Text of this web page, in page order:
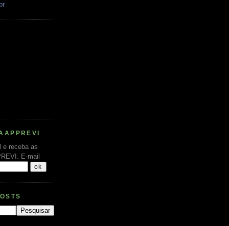
e receba as
E-mail